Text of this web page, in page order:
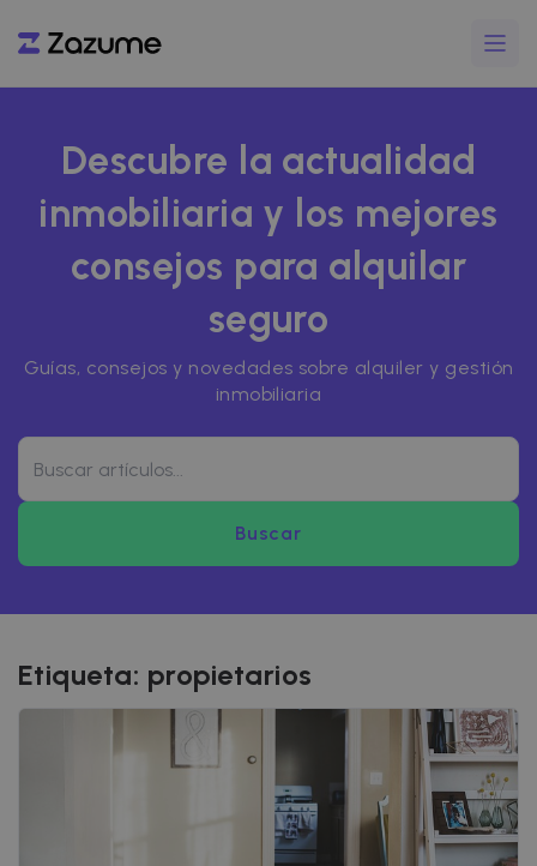
Descubre la actualidad
inmobiliaria y los mejores
consejos para alquilar
seguro
Guías, consejos y novedades sobre alquiler y gestión
inmobiliaria
Buscar
Etiqueta: propietarios